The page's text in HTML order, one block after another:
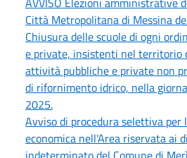
Città Metropolitana di Messina
Chiusura delle scuole di ogni
e private, insistenti nel territorio
attività pubbliche e private non
di rifornimento idrico, nella
2025.
Avviso di procedura selettiva per
economica nell'Area riservata ai